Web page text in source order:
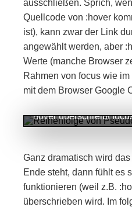
ausschließen. Sprich,
Quellcode von :hover
ist), kann zwar der Link
angewählt werden, aber
Werte (manche Browser
Rahmen von focus wie
mit dem Browser Google
hover überschreibt
Ganz dramatisch wird
Ende steht, dann fühlt es
funktionieren (weil z.B.
überschrieben wird. Im